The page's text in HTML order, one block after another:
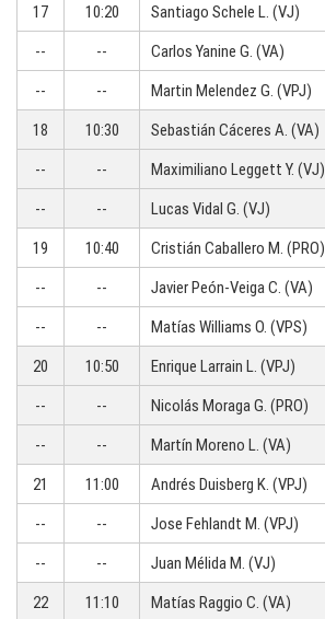
17
10:20 Santiago Schele L. (VJ)
--
-- Carlos Yanine G. (VA)
--
-- Martin Melendez G. (VPJ)
18
10:30 Sebastián Cáceres A. (VA)
--
-- Maximiliano Leggett Y. (VJ)
--
-- Lucas Vidal G. (VJ)
19
10:40 Cristián Caballero M. (PRO)
--
-- Javier Peón-Veiga C. (VA)
--
-- Matías Williams O. (VPS)
20
10:50 Enrique Larrain L. (VPJ)
--
-- Nicolás Moraga G. (PRO)
--
-- Martín Moreno L. (VA)
21
11:00 Andrés Duisberg K. (VPJ)
--
-- Jose Fehlandt M. (VPJ)
--
-- Juan Mélida M. (VJ)
22
11:10 Matías Raggio C. (VA)